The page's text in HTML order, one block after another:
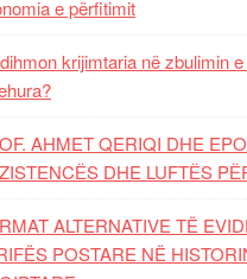
e përfitimit
krijimtaria në zbulimin
AHMET QERIQI DHE
DHE LUFTЁS
ALTERNATIVE TË
POSTARE NË